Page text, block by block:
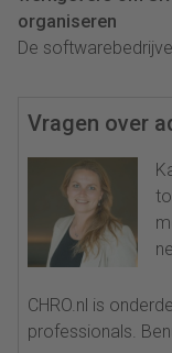
organiseren
De
Vragen over
CHRO.nl is
professionals.